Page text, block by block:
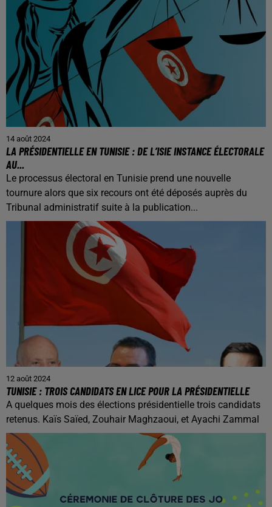
14 août 2024
LA PRÉSIDENTIELLE EN TUNISIE : DE L’ISIE INSTANCE ÉLECTORALE
AU...
Le processus électoral en Tunisie prend une nouvelle
tournure alors que six recours ont été déposés auprès du
Tribunal administratif suite à la publication...
12 août 2024
TUNISIE : TROIS CANDIDATS EN LICE POUR LA PRÉSIDENTIELLE
A quelques mois des élections présidentielle trois candidats
retenus. Kaïs Saïed, Zouhair Maghzaoui, et Ayachi Zammal